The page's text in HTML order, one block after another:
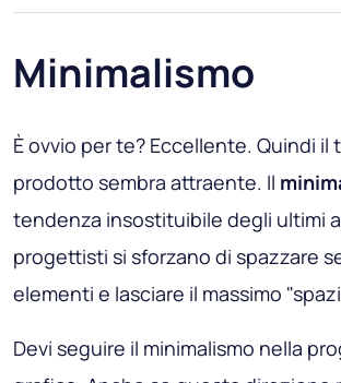
Minimalismo
È ovvio per te? Eccellente. Quindi il
prodotto sembra attraente. Il
tendenza insostituibile degli ultimi
progettisti si sforzano di spazzare
elementi e lasciare il massimo
Devi seguire il minimalismo nella